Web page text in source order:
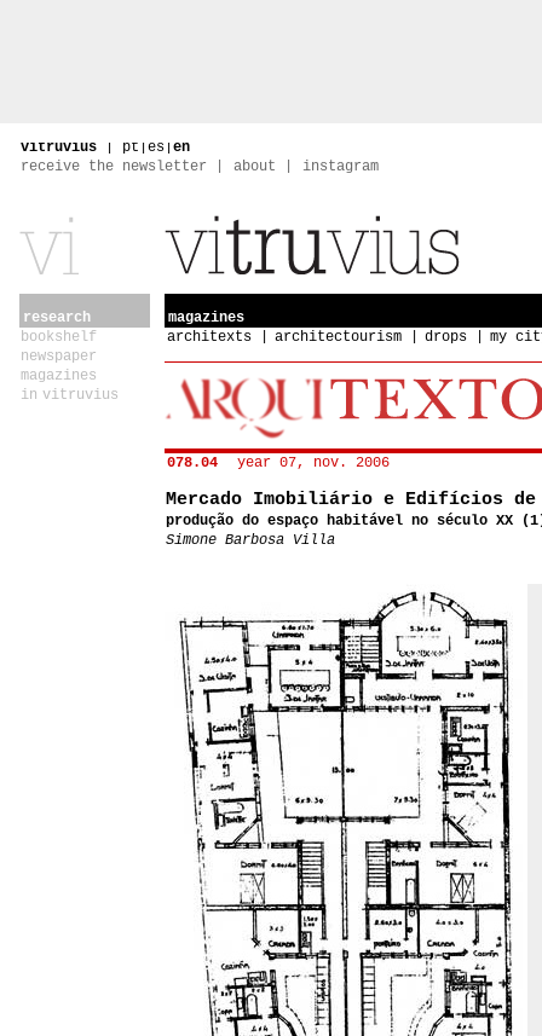
vitruvius | pt | es | en
receive the newsletter
about instagram
research
bookshelf
newspaper
magazines
in vitruvius
magazines
architexts
architectourism drops my
078.04 year 07, nov. 2006
Mercado Imobiliário e Edifícios de
produção do espaço habitável no século XX
Simone Barbosa Villa